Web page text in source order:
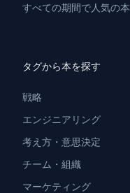
すべての期間で人気の本
タグから本を探す
戦略
エンジニアリング
考え方・意思決定
チーム・組織
マーケティング